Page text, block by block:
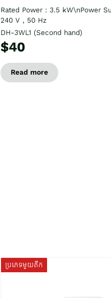
Rated Power : 3.5 kW\nPower
240 V , 50 Hz
DH-3WL1 (Second hand)
$40
Read more
ប្រភេទមួយតឹក